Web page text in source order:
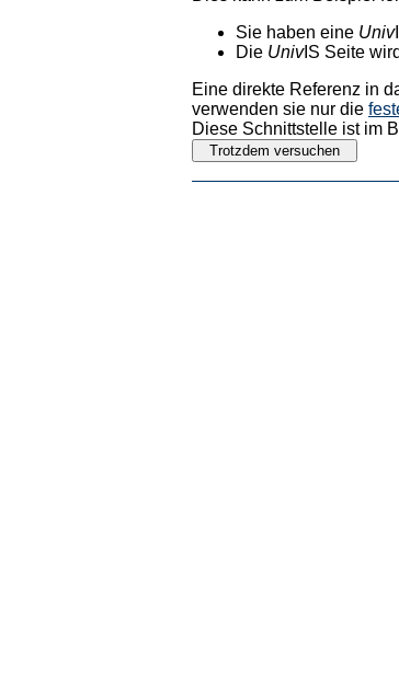
Sie haben eine Univ
Die UnivIS Seite
Eine direkte Referenz in
verwenden sie nur die
Diese Schnittstelle ist im